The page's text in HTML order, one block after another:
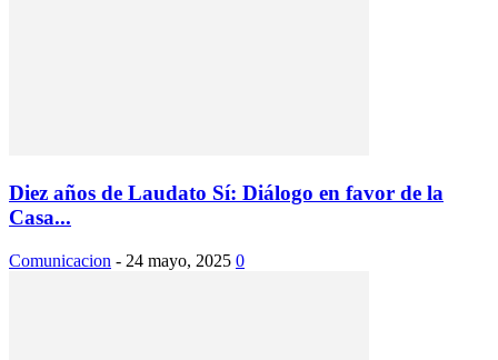
Diez años de Laudato Sí: Diálogo en favor de la
Casa...
Comunicacion - 24 mayo, 2025 0